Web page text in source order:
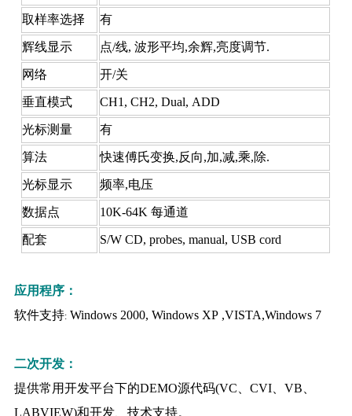
取样率选择 有
辉线显示 点/线, 波形平均,余辉,亮度调节.
网络 开/关
垂直模式 CH1, CH2, Dual, ADD
光标测量 有
算法 快速傅氏变换,反向,加,减,乘,除.
光标显示 频率,电压
数据点 10K-64K每通道
配套 S/W CD, probes, manual, USB cord
应用程序：
软件支持: Windows 2000, Windows XP ,VISTA,Windows 7
二次开发：
提供常用开发平台下的DEMO源代码(VC 、CVI 、VB
LABVIEW)和开发、技术支持。